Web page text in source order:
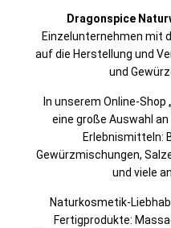
Dragonspice
Einzelunternehmen mit
auf die Herstellung und
und
In unserem Online-Shop „
eine große Auswahl
Erlebnismitteln:
Gewürzmischungen,
und viele
Naturkosmetik-
Fertigprodukte: